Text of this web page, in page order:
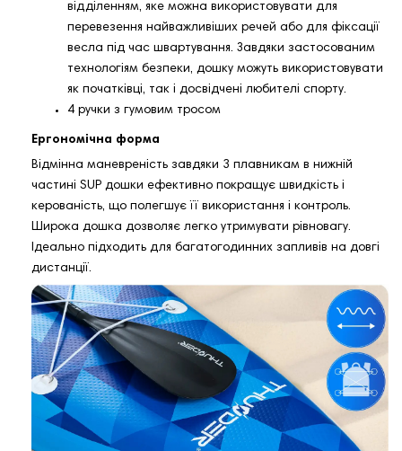
відділенням, яке можна використовувати для
перевезення найважливіших речей або для фіксації
весла під час швартування. Завдяки застосованим
технологіям безпеки, дошку можуть використовувати
як початківці, так і досвідчені любителі спорту.
4 ручки з гумовим тросом
Ергономічна форма
Відмінна маневреність завдяки 3 плавникам в нижній
частині SUP дошки ефективно покращує швидкість і
керованість, що полегшує її використання і контроль.
Широка дошка дозволяє легко утримувати рівновагу.
Ідеально підходить для багатогодинних запливів на довгі
дистанції.